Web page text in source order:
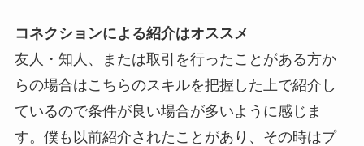
コネクションによる紹介はオススメ
友人・知人、または取引を行ったことがある方か
らの場合はこちらのスキルを把握した上で紹介し
ているので条件が良い場合が多いように感じま
す。僕も以前紹介されたことがあり、その時はプ